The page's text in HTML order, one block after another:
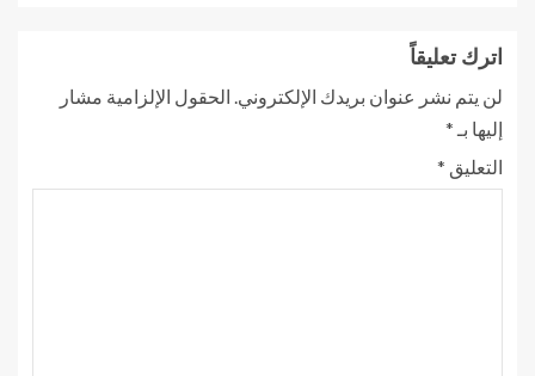
اترك تعليقاً
لن يتم نشر عنوان بريدك الإلكتروني. الحقول الإلزامية مشار
إليها بـ *
التعليق *